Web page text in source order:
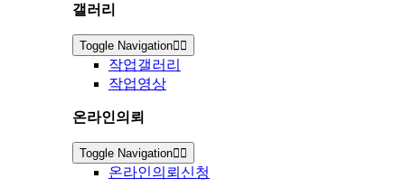
갤러리
Toggle Navigation
작업갤러리
작업영상
온라인의뢰
Toggle Navigation
온라인의뢰신청